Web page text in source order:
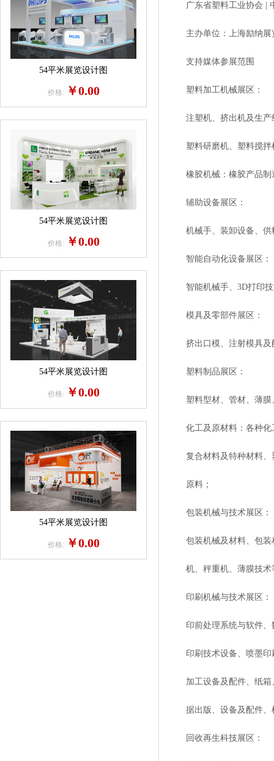
54平米展览设计图
价格: ￥0.00
54平米展览设计图
价格: ￥0.00
54平米展览设计图
价格: ￥0.00
54平米展览设计图
价格: ￥0.00
广东省塑料工业协会 | 中
主办单位：上海励纳展
支持媒体参展范围
塑料加工机械展区：
注塑机、挤出机及生产线
塑料研磨机、塑料搅拌机
橡胶机械：橡胶产品制
辅助设备展区：
机械手、装卸设备、供
智能自动化设备展区：
智能机械手、3D打印技
模具及零部件展区：
挤出口模、注射模具及配
塑料制品展区：
塑料型材、管材、薄膜、
化工及原材料：各种化工
复合材料及特种材料、塑
原料；
包装机械与技术展区：
包装机械及材料、包装材
机、秤重机、薄膜技术
印刷机械与技术展区：
印前处理系统与软件、数
印刷技术设备、喷墨印刷
加工设备及配件、纸箱、
据出版、设备及配件、
回收再生科技展区：